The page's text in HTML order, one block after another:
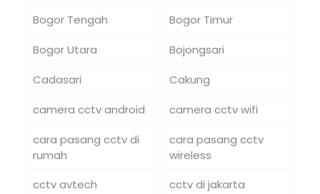
Bogor Tengah
Bogor Timur
Bogor Utara
Bojongsari
Cadasari
Cakung
camera cctv android
camera cctv wifi
cara pasang cctv di
rumah
cara pasang cctv
wireless
cctv avtech
cctv di jakarta